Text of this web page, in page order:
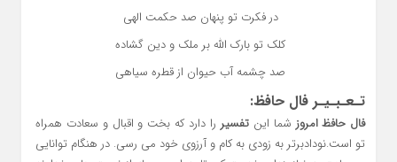
در فکرت تو پنهان صد حکمت الهی
کلک تو بارک الله بر ملک و دین گشاده
صد چشمه آب حیوان از قطره سیاهی
تـعـبـیـر فال حافظ:
فال حافظ امروز شما اینتفسیر را دارد که بخت و اقبال و سعادت همراه
تو است.نودادبرتر به زودی به کام و آرزوی خود می رسی. در هنگام توانایی